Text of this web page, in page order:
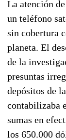
La atención
un teléfono
sin cobertura
planeta. El
de la
presuntas
depósitos de
contabilizaba
sumas en
los 650.000